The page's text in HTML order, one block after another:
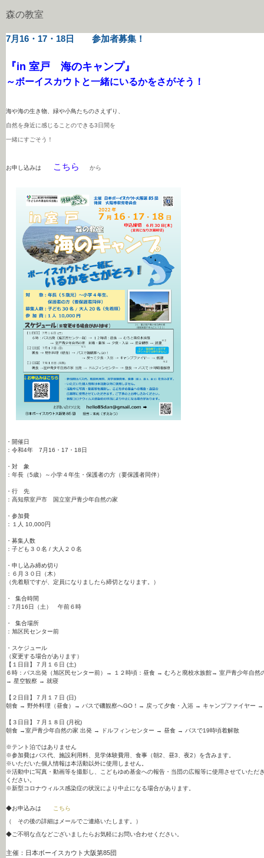
森の教室
7月16・17・18日 参加者募集！
『in 室戸 海のキャンプ』
～ボーイスカウトと一緒にいるかをさがそう！
海や海の生き物、緑や小鳥たちのさえずり、
自然を身近に感じることのできる3日間を
一緒にすごそう！
お申し込みは こちら から
・開催日
：令和4年 7月16・17・18日
・対 象
：年長（5歳）～小学４年生・保護者の方（要保護者同伴）
・行 先
：高知県室戸市 国立室戸青少年自然の家
・参加費
：１人 10,000円
・募集人数
：子ども３０名 / 大人２０名
・申し込み締め切り
：６月３０日（木）
（先着順ですが、定員になりましたら締切となります。）
・ 集合時間
：7月16日（土） 午前６時
・ 集合場所
：旭区民センター前
・スケジュール
（変更する場合があります）
【１日目】７月１６日 (土)
６時：バス出発（旭区民センター前）→ １２時頃：昼食 → むろと廃校水族館→ 室戸青少年自
→ 星空観察 → 就寝
【２日目】７月１７日 (日)
朝食 → 野外料理（昼食）→ バスで磯観察へGO！→ 戻って夕食・入浴 → キャンプファイヤー →
【３日目】７月１８日 (月祝)
朝食 →室戸青少年自然の家 出発 → ドルフィンセンター → 昼食 → バスで19時頃着解散
※テント泊ではありません
※参加費はバス代、施設利用料、見学体験費用、食事（朝2、 昼3、夜2）を含みます。
※いただいた個人情報は本活動以外に使用しません。
※活動中に写真・動画等を撮影し、こどもゆめ基金への報告・ 当団の広報等に使用させていただ
ください。
※新型コロナウィルス感染症の状況により中止になる場合があります
◆お申込みは
こちら
（ その後の詳細はメールでご連絡いたします。）
◆ご不明な点などございましたらお気軽にお問い合わせください。
主催：日本ボーイスカウト大阪第85団